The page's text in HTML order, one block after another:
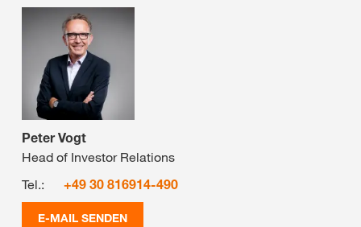
Peter Vogt
Head of Investor Relations
Tel.:
+49 30 816914-490
E-MAIL SENDEN